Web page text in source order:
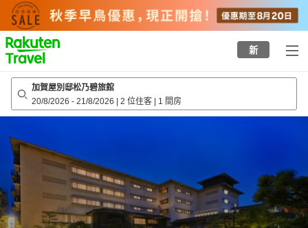
to
top
page
新
加賀屋別邸松乃碧旅館
20/8/2026 - 21/8/2026 | 2 位住客 | 1 間房